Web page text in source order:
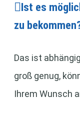
Ist es
zu
Das ist
groß genug,
Ihrem Wunsch